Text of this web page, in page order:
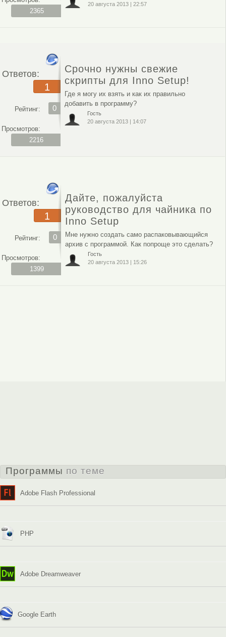
2365
20 августа 2013| 22:57
Ответов:
1
Рейтинг: 0
Просмотров:
2216
Срочно нужны свежие
скрипты для Inno Setup!
Где я могу их взять и как их правильно
добавить в программу?
Гость
20 августа 2013 | 14:07
Ответов:
1
Рейтинг: 0
Просмотров:
1399
Дайте, пожалуйста
руководство для чайника по
Inno Setup
Мне нужно создать само распаковывающийся
архив с программой. Как попроще это сделать?
Гость
20 августа 2013| 15:26
Программы по теме
Adobe Flash Professional
PHP
Adobe Dreamweaver
Google Earth